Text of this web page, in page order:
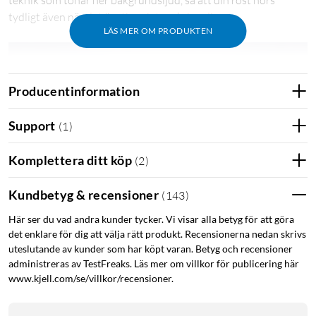
LÄS MER OM PRODUKTEN
tydligt även när det är stimmigt omkring dig.
Producentinformation
Support (1 )
Komplettera ditt köp (2)
Kundbetyg & recensioner ( 143)
Här ser du vad andra kunder tycker. Vi visar alla betyg för att göra
det enklare för dig att välja rätt produkt. Recensionerna nedan skrivs
uteslutande av kunder som har köpt varan. Betyg och recensioner
administreras av TestFreaks. Läs mer om villkor för publicering här
www.kjell.com/se/villkor/recensioner.